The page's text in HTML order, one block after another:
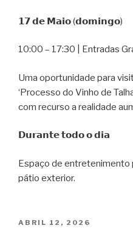
𝟭𝟳 𝗱𝗲 𝗠𝗮𝗶𝗼 (𝗱𝗼𝗺𝗶𝗻𝗴𝗼)
10:00 – 17:30 | Entradas
Uma oportunidade para
‘Processo do Vinho de
com recurso a realidade
𝗗𝘂𝗿𝗮𝗻𝘁𝗲 𝘁𝗼𝗱𝗼 𝗼 𝗱𝗶𝗮
Espaço de entretenimento
pátio exterior.
PUBLICADO
ABRIL 12, 2026